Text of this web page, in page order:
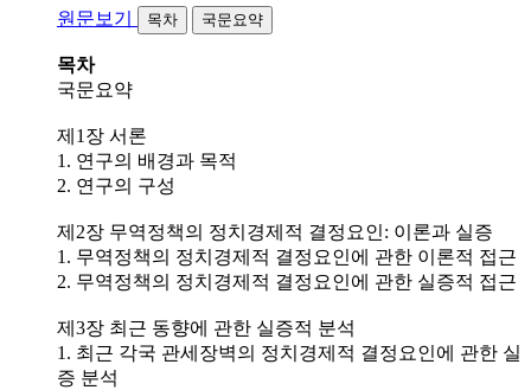
원문보기 목차 국문요약
목차
국문요약
제1장 서론
1. 연구의 배경과 목적
2. 연구의 구성
제2장 무역정책의 정치경제적 결정요인: 이론과 실증
1. 무역정책의 정치경제적 결정요인에 관한 이론적 접근
2. 무역정책의 정치경제적 결정요인에 관한 실증적 접근
제3장 최근 동향에 관한 실증적 분석
1. 최근 각국 관세장벽의 정치경제적 결정요인에 관한 실
증 분석